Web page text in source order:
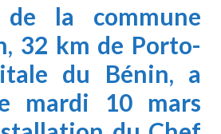
la commune
32 km de Porto-
du Bénin, a
mardi 10 mars